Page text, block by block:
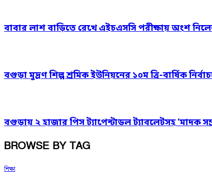
বাবার লাশ বাড়িতে রেখে এইচএসসি পরীক্ষায় অংশ
বগুড়া মুদ্রণ শিল্প শ্রমিক ইউনিয়নের ১০ম ত্রি-বার্ষিক
বগুড়ায় ২ হাজার পিস ট্যাপেন্টাডল ট্যাবলেটসহ ‘মাদক
BROWSE BY TAG
শিক্ষা